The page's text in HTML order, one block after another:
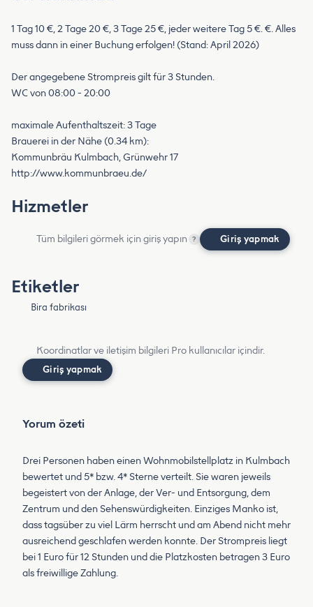
1 Tag 10 €, 2 Tage 20 €, 3 Tage 25 €, jeder weitere Tag 5 €. €. Alles
muss dann in einer Buchung erfolgen! (Stand: April 2026)
Der angegebene Strompreis gilt für 3 Stunden.
WC von 08:00 - 20:00
maximale Aufenthaltszeit: 3 Tage
Brauerei in der Nähe (0.34 km):
Kommunbräu Kulmbach, Grünwehr 17
http://www.kommunbraeu.de/
Hizmetler
Tüm bilgileri görmek için giriş yapın ? Giriş yapmak
Etiketler
Bira fabrikası
Koordinatlar ve iletişim bilgileri Pro kullanıcılar içindir.
Giriş yapmak
Yorum özeti
Drei Personen haben einen Wohnmobilstellplatz in Kulmbach
bewertet und 5* bzw. 4* Sterne verteilt. Sie waren jeweils
begeistert von der Anlage, der Ver- und Entsorgung, dem
Zentrum und den Sehenswürdigkeiten. Einziges Manko ist,
dass tagsüber zu viel Lärm herrscht und am Abend nicht mehr
ausreichend geschlafen werden konnte. Der Strompreis liegt
bei 1 Euro für 12 Stunden und die Platzkosten betragen 3 Euro
als freiwillige Zahlung.